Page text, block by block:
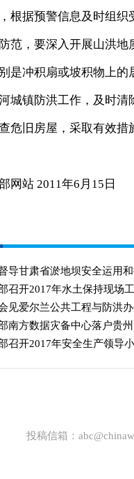
根据预警信息及时组
范，要深入开展山洪
是冲积扇或坡积物上
城镇防洪工作，及时
危旧房屋，采取有效
站 2011年6月15日
导甘肃省淤地坝安全运用
召开2017年水土保持现场
见爱尔兰公共工程与防洪
南方数据灾备中心落户贵州
召开2017年安全生产领导
投稿信箱：